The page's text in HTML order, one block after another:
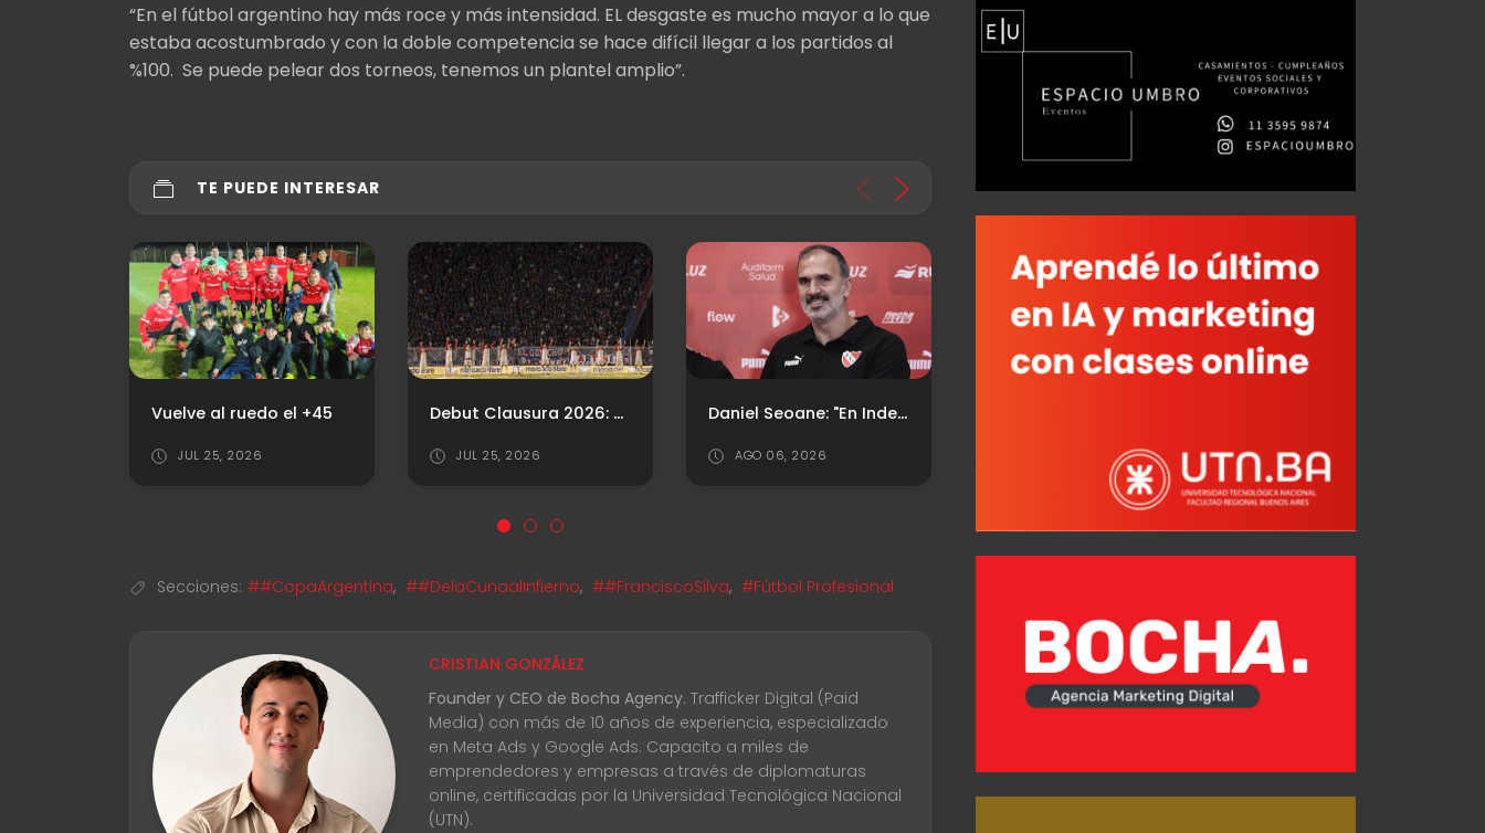
“En el fútbol argentino hay más roce y más intensidad. EL desgaste es mucho mayor a lo que
estaba acostumbrado y con la doble competencia se hace difícil llegar a los partidos al
%100. Se puede pelear dos torneos, tenemos un plantel amplio”.
TE PUEDE INTERESAR
Vuelve al ruedo el +45
JUL 25, 2026
Debut Clausura 2026: Estos son los convocados para visitar a Estudiantes (LP)
JUL 25, 2026
Daniel Seoane: "En Independiente hay política sucia, con instalación constante de mentiras"
AGO 06, 2026 AGO 06, 2026
Secciones: ##CopaArgentina, ##DelaCunaalInfierno, ##FranciscoSilva, #Fútbol Profesional
CRISTIAN GONZÁLEZ
Founder y CEO de Bocha Agency. Trafficker Digital (Paid
Media) con más de 10 años de experiencia, especializado
en Meta Ads y Google Ads. Capacito a miles de
emprendedores y empresas a través de diplomaturas
online, certificadas por la Universidad Tecnológica Nacional
(UTN).